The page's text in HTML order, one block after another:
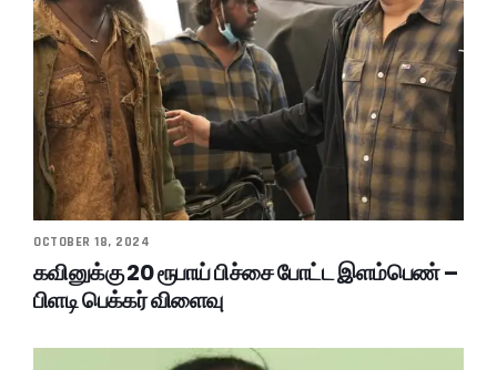
OCTOBER 18, 2024
கவினுக்கு 20 ரூபாய் பிச்சை போட்ட இளம்பெண் –
பிளடி பெக்கர் விளைவு